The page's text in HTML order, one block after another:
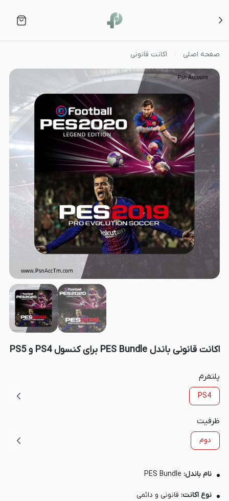
صفحه اصلی اکانت قانونی
اکانت قانونی باندل PES Bundle برای کنسول PS4 و PS5
پلتفرم
PS4
ظرفیت
دوم
نام باندل:PES Bundle
نوع اکانت:قانونی و دائمی